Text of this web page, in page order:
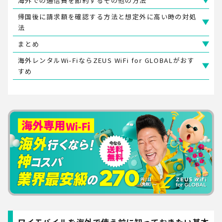
帰国後に請求額を確認する方法と想定外に高い時の対処
法
まとめ
海外レンタルWi-FiならZEUS WiFi for GLOBALがおす
すめ